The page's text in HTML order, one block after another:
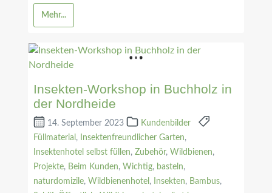
Mehr...
Insekten-Workshop in Buchholz in
der Nordheide
14. September 2023
Kundenbilder
Füllmaterial , Insektenfreundlicher Garten,
Insektenhotel selbst füllen, Zubehör, Wildbienen,
Projekte, Beim Kunden, Wichtig, basteln,
naturdomizile, Wildbienenhotel , Insekten, Bambus,